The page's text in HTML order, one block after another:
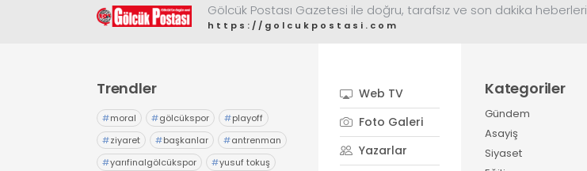
Gölcük Postası Gazetesi ile doğru, tarafsız ve son dakika heberleri
https://golcukpostasi.com
Trendler
#moral #gölcükspor #playoff
#ziyaret #başkanlar #antrenman
#yarıfinalgölcükspor #yusuf tokuş
Web TV
Foto Galeri
Yazarlar
Kategoriler
Gündem
Asayiş
Siyaset